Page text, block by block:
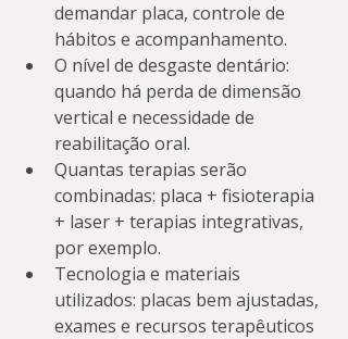
demandar placa, controle de
hábitos e acompanhamento.
O nível de desgaste dentário:
quando há perda de dimensão
vertical e necessidade de
reabilitação oral.
Quantas terapias serão
combinadas: placa + fisioterapia
+ laser + terapias integrativas,
por exemplo.
Tecnologia e materiais
utilizados: placas bem ajustadas,
exames e recursos terapêuticos